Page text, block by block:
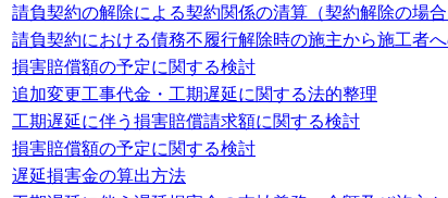
請負契約の解除による契約関係の清算（契約解除の場
請負契約における債務不履行解除時の施主から施工者
損害賠償額の予定に関する検討
追加変更工事代金・工期遅延に関する法的整理
工期遅延に伴う損害賠償請求額に関する検討
損害賠償額の予定に関する検討
遅延損害金の算出方法